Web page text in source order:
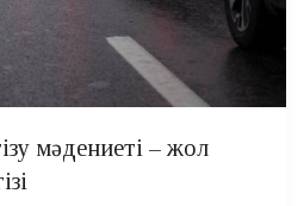
мәдениеті – жол